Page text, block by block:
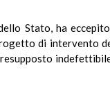
Stato, ha
di intervento